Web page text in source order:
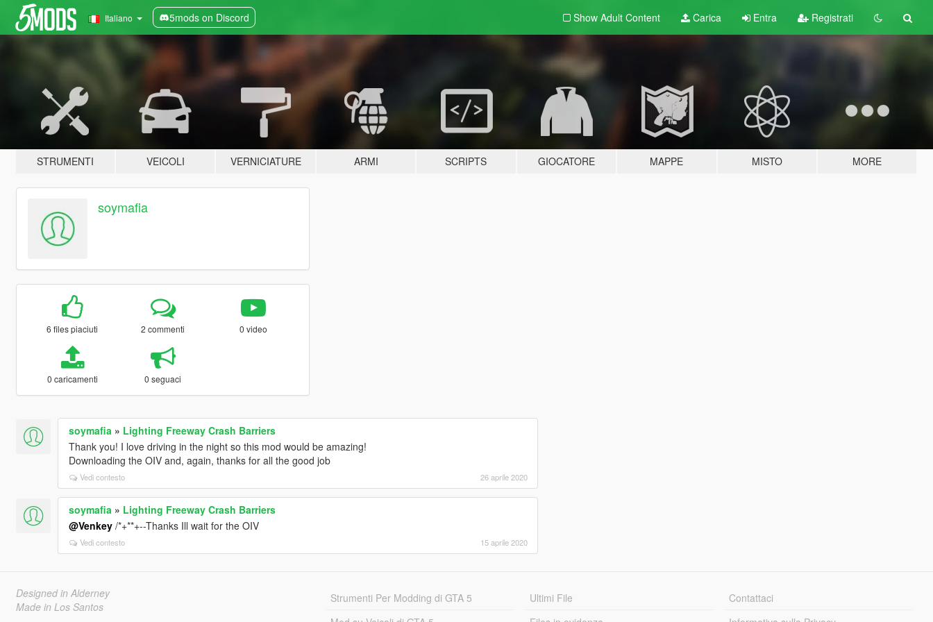
Italiano 5mods on Discord Show Adult Content Carica Entra Registrati
STRUMENTI VEICOLI VERNICIATURE ARMI SCRIPTS GIOCATORE MAPPE MISTO MORE
soymafia
6 files piaciuti 2 commenti 0 video
0 caricamenti 0 seguaci
soymafia » Lighting Freeway Crash Barriers
Thank you! I love driving in the night so this mod would be amazing!
Downloading the OIV and, again, thanks for all the good job
Vedi contesto 26 aprile 2020
soymafia » Lighting Freeway Crash Barriers
@Venkey/*+**+--Thanks Ill wait for the OIV
Vedi contesto 15 aprile 2020
Designed in Alderney
Made in Los Santos
Strumenti Per Modding di GTA 5
Ultimi File
Contattaci